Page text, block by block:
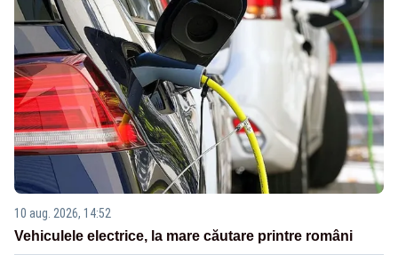
10 aug. 2026, 14:52
Vehiculele electrice, la mare căutare printre români